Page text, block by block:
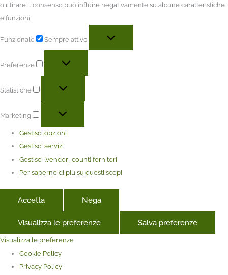
o ritirare il consenso può influire negativamente su alcune caratteristiche
e funzioni.
Funzionale Sempre attivo
Preferenze
Statistiche
Marketing
Gestisci opzioni
Gestisci servizi
Gestisci {vendor_count} fornitori
Per saperne di più su questi scopi
Accetta Nega
Visualizza le preferenze Salva preferenze
Visualizza le preferenze
Cookie Policy
Privacy Policy